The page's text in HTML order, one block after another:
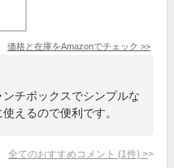
価格と在庫をAmazonでチェック >>
チボックスでシンプルな
えるので便利です。
全てのおすすめコメント (1 件) >